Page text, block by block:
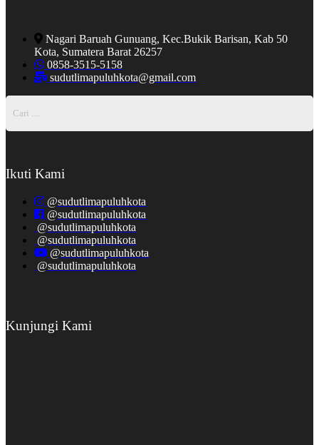
Nagari Baruah Gunuang, Kec.Bukik Barisan, Kab 50
Kota, Sumatera Barat 26257
0858-3515-5158
sudutlimapuluhkota@gmail.com
Ikuti Kami
@sudutlimapuluhkota
@sudutlimapuluhkota
@sudutlimapuluhkota
@sudutlimapuluhkota
@sudutlimapuluhkota
@sudutlimapuluhkota
Kunjungi Kami